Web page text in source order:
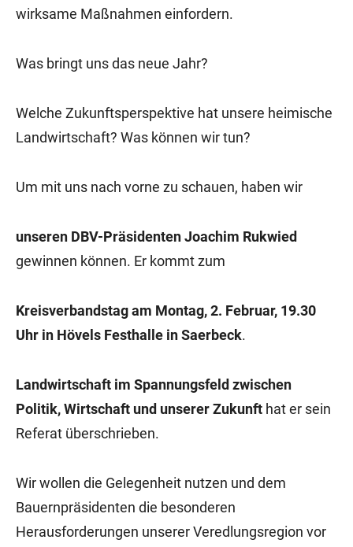
wirksame Maßnahmen einfordern.
Was bringt uns das neue Jahr?
Welche Zukunftsperspektive hat unsere heimische
Landwirtschaft? Was können wir tun?
Um mit uns nach vorne zu schauen, haben wir
unseren DBV-Präsidenten Joachim Rukwied
gewinnen können. Er kommt zum
Kreisverbandstag am Montag, 2. Februar, 19.30
Uhr in Hövels Festhalle in Saerbeck.
Landwirtschaft im Spannungsfeld zwischen
Politik, Wirtschaft und unserer Zukunft hat er sein
Referat überschrieben.
Wir wollen die Gelegenheit nutzen und dem
Bauernpräsidenten die besonderen
Herausforderungen unserer Veredlungsregion vor